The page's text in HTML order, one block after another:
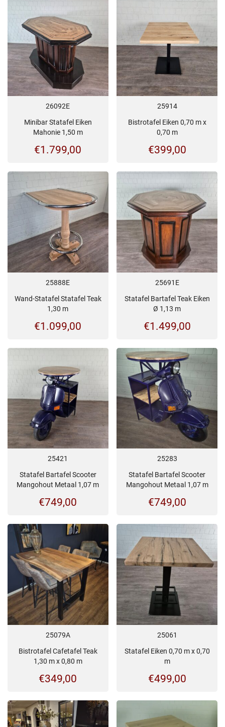
26092E
Minibar Statafel Eiken
Mahonie 1,50 m
€1.799,00
25914
Bistrotafel Eiken 0,70 m x
0,70 m
€399,00
25888E
Wand-Statafel Statafel Teak
1,30 m
€1.099,00
25691E
Statafel Bartafel Teak Eiken
Ø 1,13 m
€1.499,00
25421
Statafel Bartafel Scooter
Mangohout Metaal 1,07 m
€749,00
25283
Statafel Bartafel Scooter
Mangohout Metaal 1,07 m
€749,00
25079A
Bistrotafel Cafetafel Teak
1,30 m x 0,80 m
€349,00
25061
Statafel Eiken 0,70 m x 0,70
m
€499,00